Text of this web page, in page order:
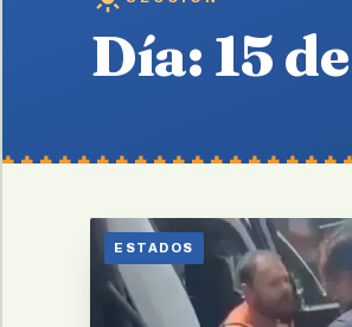
Día: 15
ESTADOS